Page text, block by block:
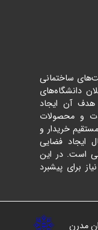
ساختمانی
دانشگاه‌های
هدف آن ایجاد
و محصولات
خریدار و
ایجاد فضایی
است. در این
برای پیشبرد
مدرن